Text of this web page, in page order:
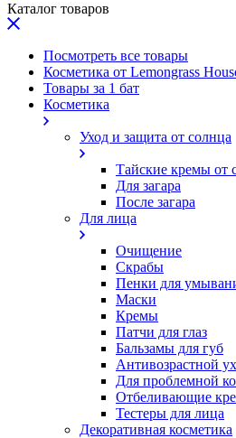
Каталог товаров
Посмотреть все товары
Косметика от Lemongrass
Товары за 1 бат
Косметика
Уход и защита от солнца
Тайские кремы от
Для загара
После загара
Для лица
Очищение
Скрабы
Пенки для
Маски
Кремы
Патчи для глаз
Бальзамы для губ
Антивозрастной
Для проблемной
Oтбеливающие
Тестеры для лица
Декоративная косметика